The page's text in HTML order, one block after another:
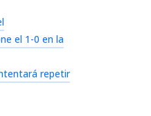
el 1-0 en la
repetir